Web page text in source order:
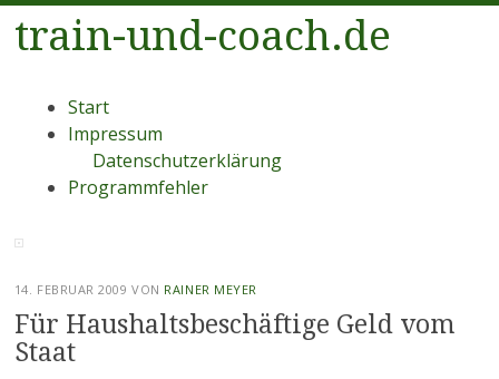
train-und-coach.de
Menü
Zum
Inhalt
Start
Impressum
Datenschutzerklärung
Programmfehler
14. FEBRUAR 2009 VON RAINER MEYER
Für Haushaltsbeschäftige Geld vom
Staat